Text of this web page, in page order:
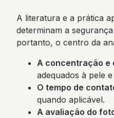
A literatura e a prática
determinam a
portanto, o centro da
A concentração e
adequados à pele
O tempo de
quando aplicável.
A avaliação do